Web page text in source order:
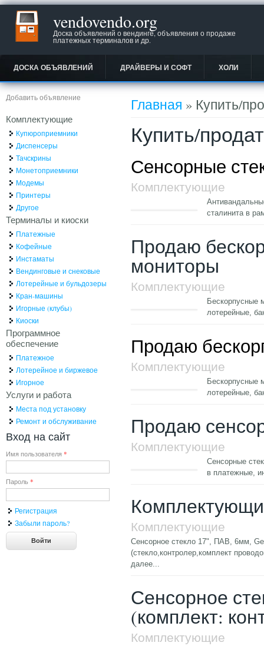
vendovendo.org
Доска объявлений о вендинге, объявления о продаже
платежных терминалов и др.
ДОСКА ОБЪЯВЛЕНИЙ ДРАЙВЕРЫ И СОФТ ХОЛИ
Вы здесь
Главная » Купить/
Купить/
Сенсорные
Комплектующие
сталинита в
Продаю
мониторы
Комплектующие
Бескорпусные
лотерейные,
Продаю
Комплектующие
Бескорпусные
лотерейные,
Продаю
Комплектующие
Сенсорные
в платежные,
Комплектующие
Сенсорное стекло 17", ПАВ, 6мм,
(стекло,контролер,комплект
далее...
Сенсорное
(комплект:
Комплектующие
Добавить объявление
Комплектующие
Купюроприемники
Диспенсеры
Тачскрины
Монетоприемники
Модемы
Принтеры
Другое
Терминалы и киоски
Платежные
Кофейные
Инстаматы
Вендинговые и снековые
Лотерейные и бульдозеры
Кран-машины
Игорные (клубы)
Киоски
Программное
обеспечение
Платежное
Лотерейное и биржевое
Игорное
Услуги и работа
Места под установку
Ремонт и обслуживание
Вход на сайт
Имя пользователя *
Пароль *
Регистрация
Забыли пароль?